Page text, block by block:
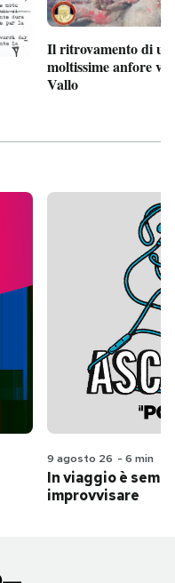
Il ritrovamento di
moltissime anfore
Vallo
9 agosto 26 - 6 min
In viaggio è
improvvisare